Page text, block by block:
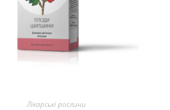
Лікарські рослини